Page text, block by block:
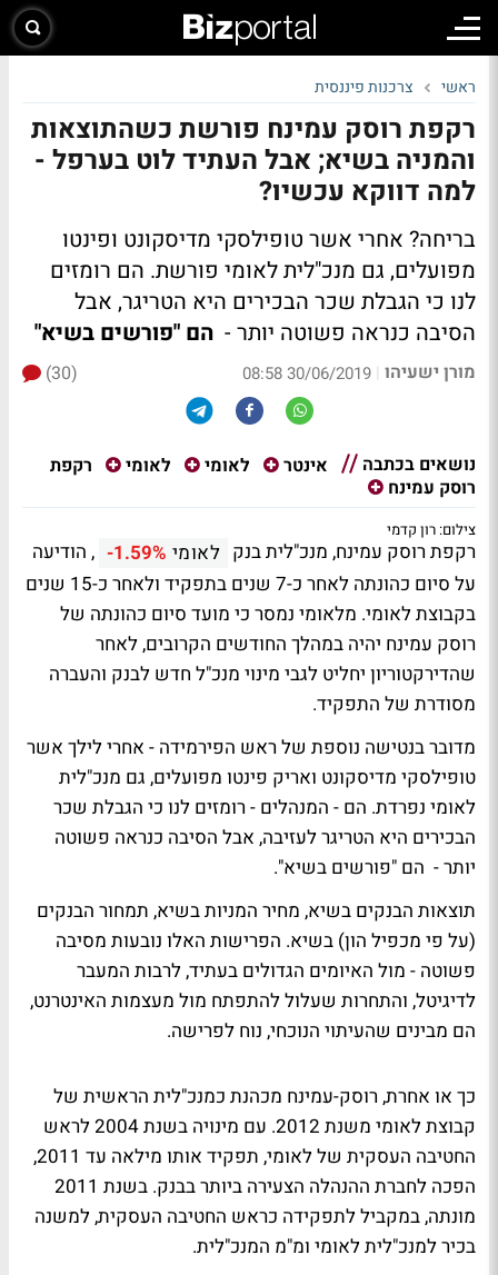
ראשי צרכנות פיננסית
רקפת רוסק עמינח פורשת כשהתוצאות
והמניה בשיא; אבל העתיד לוט בערפל -
למה דווקא עכשיו?
בריחה? אחרי אשר טופילסקי מדיסקונט ופינטו
מפועלים, גם מנכ"לית לאומי פורשת. הם רומזים
לנו כי הגבלת שכר הבכירים היא הטריגר, אבל
הסיבה כנראה פשוטה יותר - הם "פורשים בשיא"
מורן ישעיהו |
30/06/2019 08:58
(30)
נושאים בכתבה אינטר לאומי לאומי
רקפת
רוסק עמינח
צילום: רון קדמי
רקפת רוסק עמינח, מנכ"לית בנק לאומי -1.59% , הודיעה
על סיום כהונתה לאחר כ-7 שנים בתפקיד ולאחר כ-15 שנים
בקבוצת לאומי. מלאומי נמסר כי מועד סיום כהונתה של
רוסק עמינח יהיה במהלך החודשים הקרובים, לאחר
שהדירקטוריון יחליט לגבי מינוי מנכ"ל חדש לבנק והעברה
מסודרת של התפקיד.
מדובר בנטישה נוספת של ראש הפירמידה - אחרי לילך אשר
טופילסקי מדיסקונט ואריק פינטו מפועלים, גם מנכ"לית
לאומי נפרדת. הם - המנהלים - רומזים לנו כי הגבלת שכר
הבכירים היא הטריגר לעזיבה, אבל הסיבה כנראה פשוטה
יותר - הם "פורשים בשיא".
תוצאות הבנקים בשיא, מחיר המניות בשיא, תמחור הבנקים
(על פי מכפיל הון) בשיא. הפרישות האלו נובעות מסיבה
פשוטה - מול האיומים הגדולים בעתיד, לרבות המעבר
לדיגיטל, והתחרות שעלול להתפתח מול מעצמות האינטרנט,
הם מבינים שהעיתוי הנוכחי, נוח לפרישה.
כך או אחרת, רוסק-עמינח מכהנת כמנכ"לית הראשית של
קבוצת לאומי משנת 2012. עם מינויה בשנת 2004 לראש
החטיבה העסקית של לאומי, תפקיד אותו מילאה עד 2011,
הפכה לחברת ההנהלה הצעירה ביותר בבנק. בשנת 2011
מונתה, במקביל לתפקידה כראש החטיבה העסקית, למשנה
בכיר למנכ"לית לאומי ומ"מ המנכ"לית.